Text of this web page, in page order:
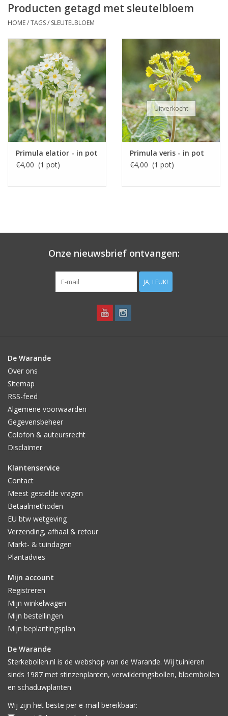
Producten getagd met sleutelbloem
HOME/TAGS/ SLEUTELBLOEM
Primula elatior - in pot
€4,00 (1 pot)
Uitverkocht
Primula veris - in pot
€4,00 (1 pot)
Onze nieuwsbrief ontvangen:
JA, LEUK!
De Warande
Over ons
Sitemap
RSS-feed
Algemene voorwaarden
Gegevensbeheer
Colofon & auteursrecht
Disclaimer
Klantenservice
Contact
Meest gestelde vragen
Betaalmethoden
EU btw wetgeving
Verzending, afhaal & retour
Markt- & tuindagen
Plantadvies
Mijn account
Registreren
Mijn winkelwagen
Mijn bestellingen
Mijn beplantingsplan
De Warande
Sterkebollen.nl is de webshop van de Warande. Wij tuinieren
sinds 1987 met stinzenplanten, verwilderingsbollen, bloembollen
en schaduwplanten
Wij zijn het beste per e-mail bereikbaar: